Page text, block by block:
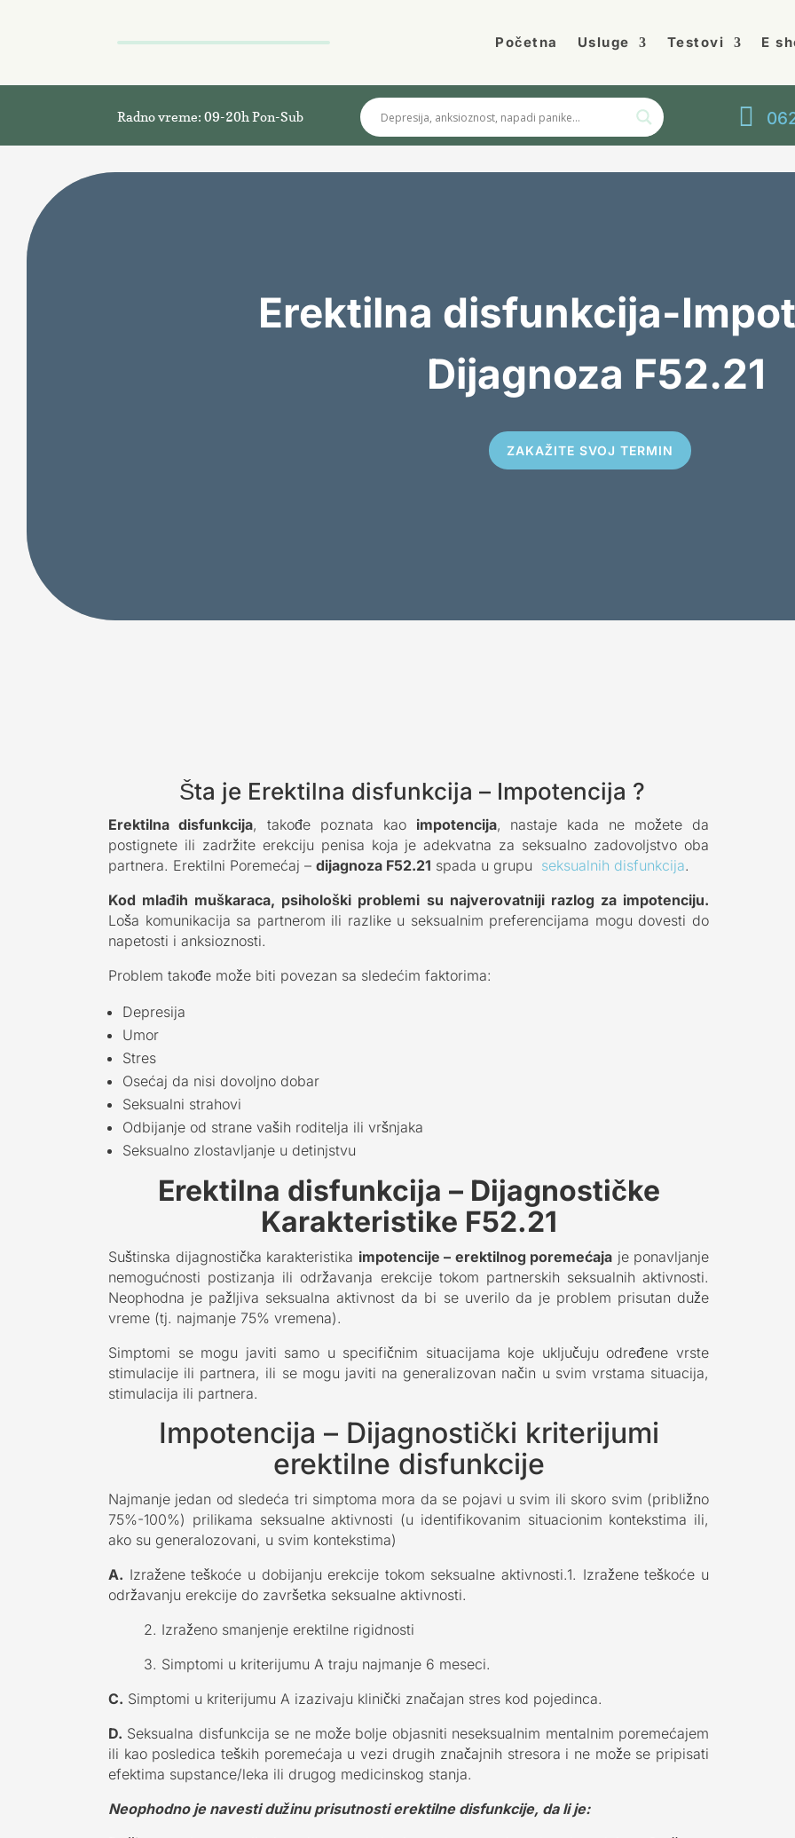
Početna Usluge Testovi E
Radno vreme: 09-20h Pon-Sub 
Erektilna disfunkcija-
Dijagnoza F52.21
ZAKAŽITE SVOJ TERMIN
Šta je Erektilna disfunkcija – Impotencija ?
Erektilna disfunkcija, takođe poznata kao impotencija, nastaje kada ne možete da
postignete ili zadržite erekciju penisa koja je adekvatna za seksualno zadovoljstvo oba
partnera. Erektilni Poremećaj – dijagnoza F52.21 spada u grupu seksualnih disfunkcija.
Kod mlađih muškaraca, psihološki problemi su najverovatniji razlog za impotenciju.
Loša komunikacija sa partnerom ili razlike u seksualnim preferencijama mogu dovesti do
napetosti i anksioznosti.
Problem takođe može biti povezan sa sledećim faktorima:
Depresija
Umor
Stres
Osećaj da nisi dovoljno dobar
Seksualni strahovi
Odbijanje od strane vaših roditelja ili vršnjaka
Seksualno zlostavljanje u detinjstvu
Erektilna disfunkcija – Dijagnostičke
Karakteristike F52.21
Suštinska dijagnostička karakteristika impotencije – erektilnog poremećaja je ponavljanje
nemogućnosti postizanja ili održavanja erekcije tokom partnerskih seksualnih aktivnosti.
Neophodna je pažljiva seksualna aktivnost da bi se uverilo da je problem prisutan duže
vreme (tj. najmanje 75% vremena).
Simptomi se mogu javiti samo u specifičnim situacijama koje uključuju određene vrste
stimulacije ili partnera, ili se mogu javiti na generalizovan način u svim vrstama situacija,
stimulacija ili partnera.
Impotencija – Dijagnostički kriterijumi
erektilne disfunkcije
Najmanje jedan od sledeća tri simptoma mora da se pojavi u svim ili skoro svim (približno
75%-100%) prilikama seksualne aktivnosti (u identifikovanim situacionim kontekstima ili,
ako su generalozovani, u svim kontekstima)
A. Izražene teškoće u dobijanju erekcije tokom seksualne aktivnosti.1. Izražene teškoće u
održavanju erekcije do završetka seksualne aktivnosti.
2. Izraženo smanjenje erektilne rigidnosti
3. Simptomi u kriterijumu A traju najmanje 6 meseci.
C. Simptomi u kriterijumu A izazivaju klinički značajan stres kod pojedinca.
D. Seksualna disfunkcija se ne može bolje objasniti neseksualnim mentalnim poremećajem
ili kao posledica teških poremećaja u vezi drugih značajnih stresora i ne može se pripisati
efektima supstance/leka ili drugog medicinskog stanja.
Neophodno je navesti dužinu prisutnosti erektilne disfunkcije, da li je: